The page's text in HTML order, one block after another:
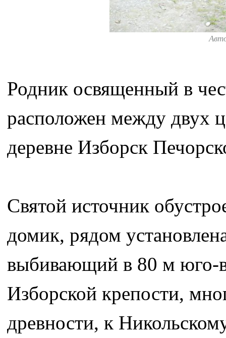
Родник освященный в
расположен между двух
деревне Изборск
Святой источник
домик, рядом
выбивающий в 80 м юго-
Изборской крепости,
древности, к